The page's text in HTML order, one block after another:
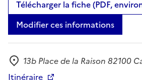
Télécharger la fiche (PDF,
Modifier ces informations
Adresse
13b Place de la Raison 82100
Itinéraire